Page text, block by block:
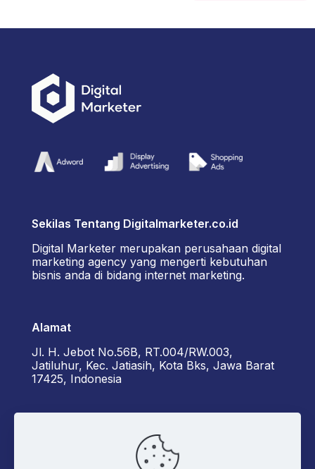
Sekilas Tentang Digitalmarketer.co.id
Digital Marketer merupakan perusahaan digital
marketing agency yang mengerti kebutuhan
bisnis anda di bidang internet marketing.
Alamat
Jl. H. Jebot No.56B, RT.004/RW.003,
Jatiluhur, Kec. Jatiasih, Kota Bks, Jawa Barat
17425, Indonesia
+6285162929922 - Diorama